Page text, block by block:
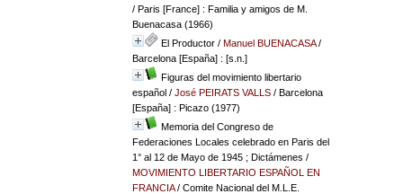
/ Paris [France] : Familia y amigos de M.
Buenacasa (1966)
El Productor/ Manuel BUENACASA/
Barcelona [España] : [s.n.]
Figuras del movimiento libertario
español/ José PEIRATS VALLS/ Barcelona
[España] : Picazo (1977)
Memoria del Congreso de
Federaciones Locales celebrado en Paris del
1° al 12 de Mayo de 1945 ; Dictámenes /
MOVIMIENTO LIBERTARIO ESPAÑOL EN
FRANCIA/ Comite Nacional del M.L.E.